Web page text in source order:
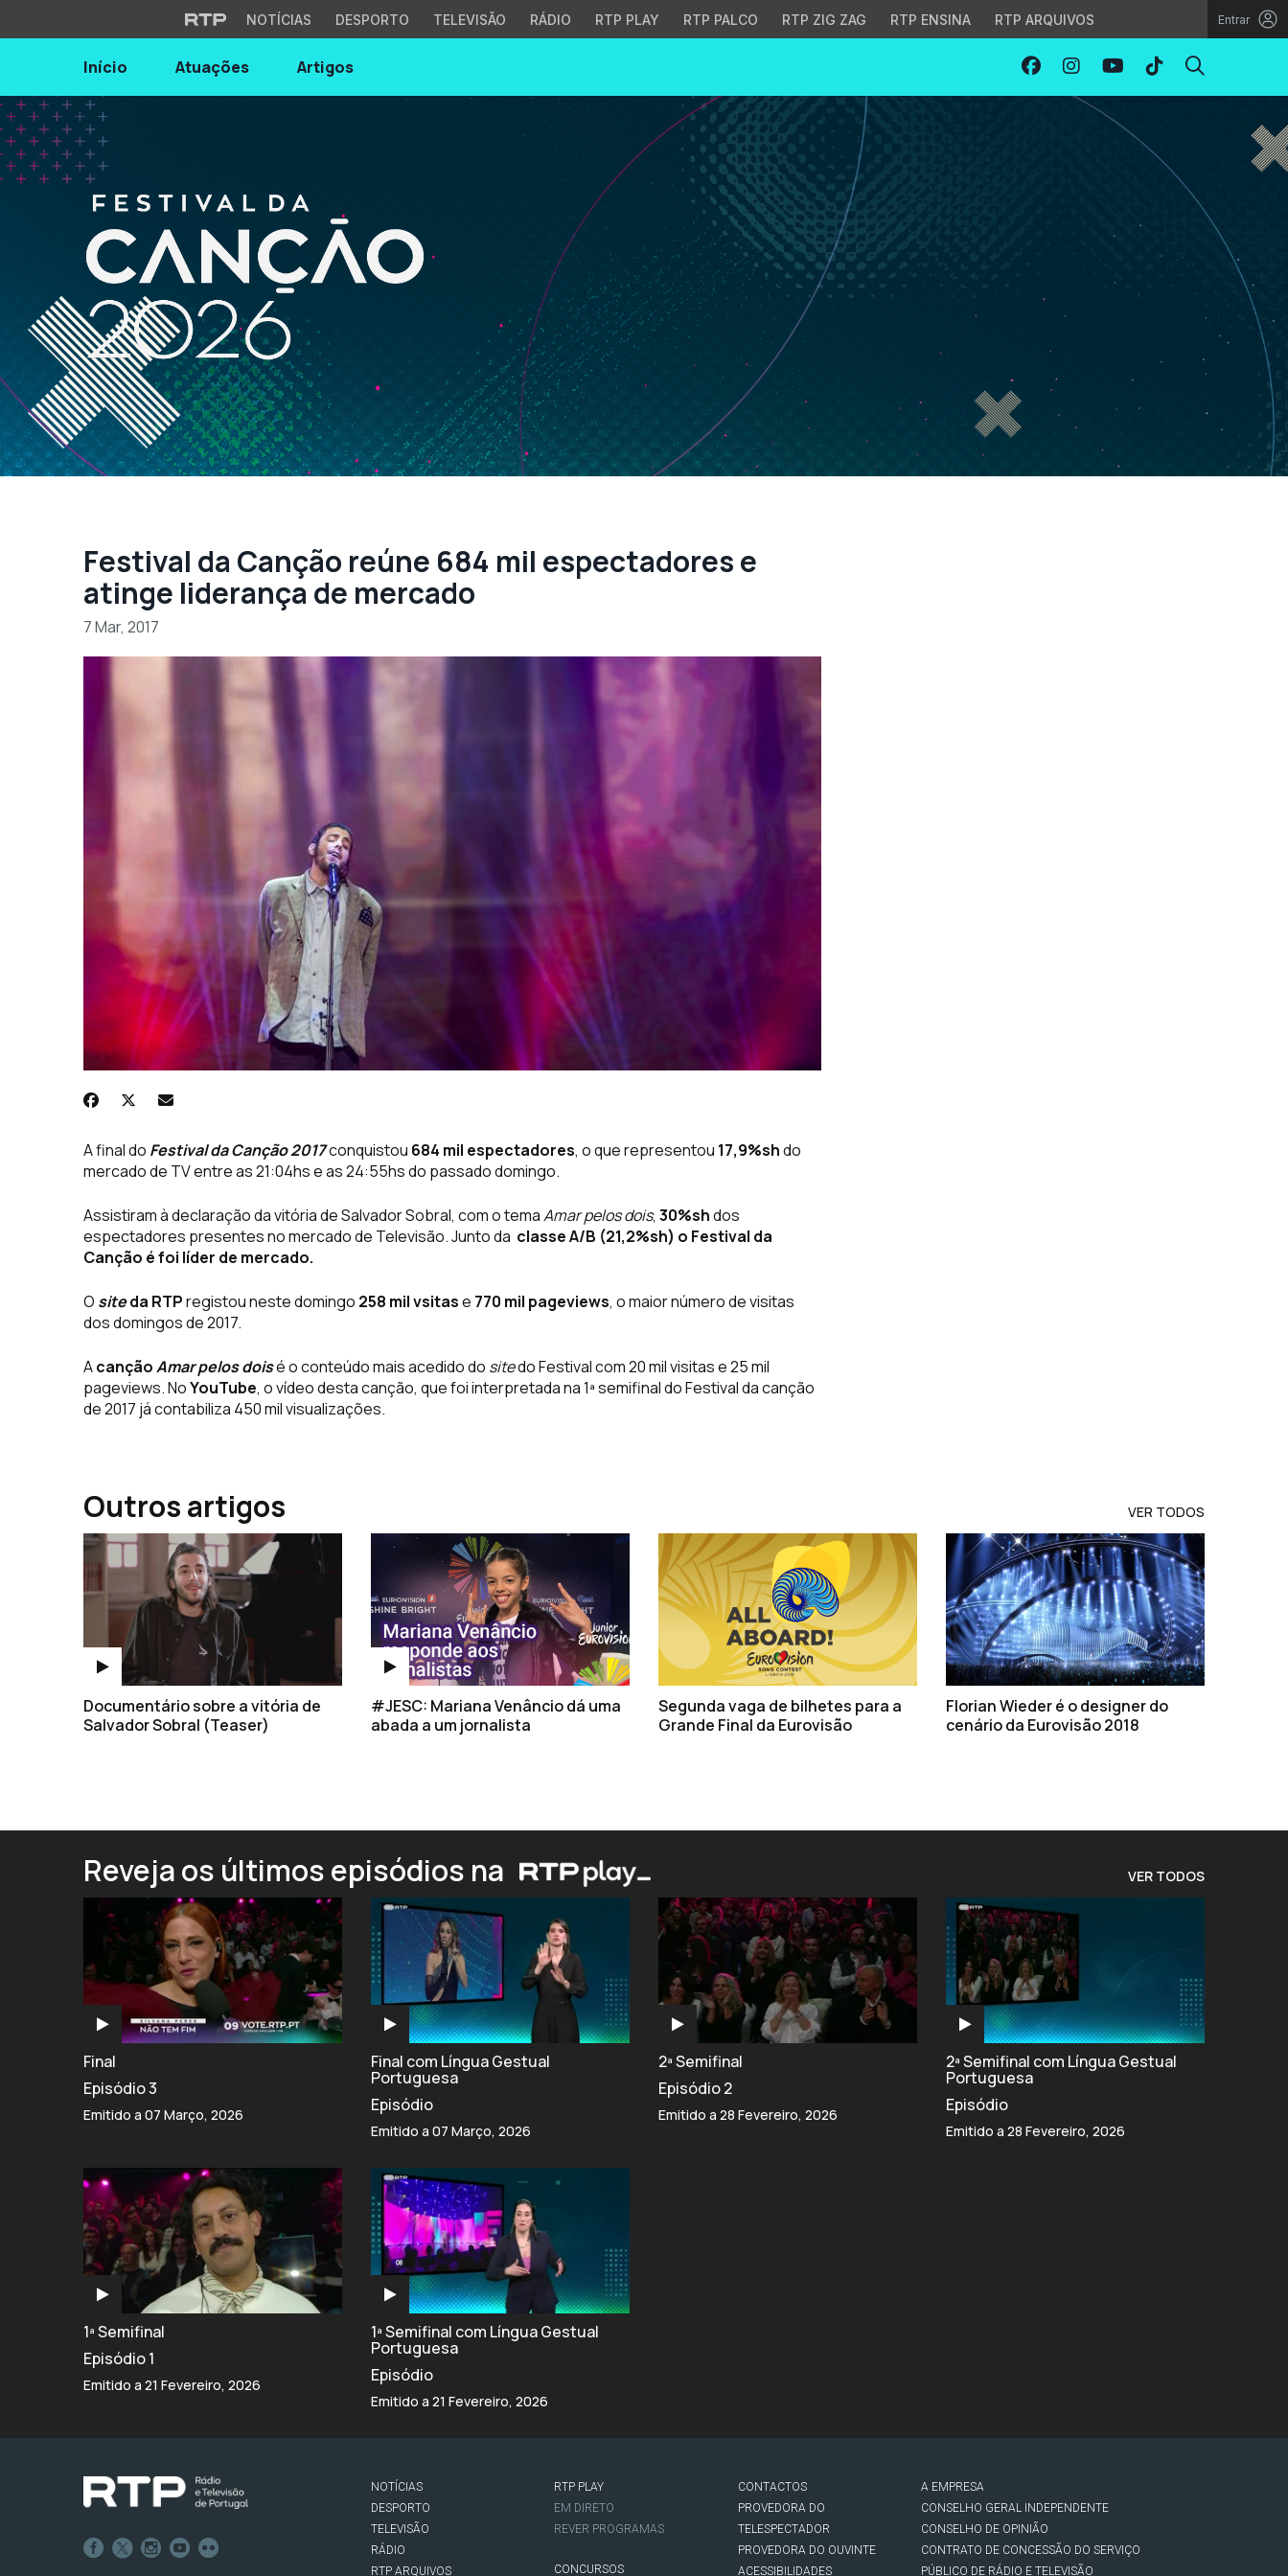
NOTÍCIAS DESPORTO TELEVISÃO RÁDIO RTP PLAY RTP PALCO RTP ZIG ZAG RTP ENSINA RTP ARQUIVOS Entrar
Início Atuações Artigos
Festival da Canção reúne 684 mil espectadores e
atinge liderança de mercado
7 Mar, 2017
A final do Festival da Canção 2017conquistou 684 mil espectadores, o que representou 17,9%shdo
mercado de TV entre as 21:04hs e as 24:55hs do passado domingo.
Assistiram à declaração da vitória de Salvador Sobral, com o temaAmar pelos dois, 30%shdos
espectadores presentes no mercado de Televisão. Junto da classe A/B (21,2%sh) o Festival da
Canção é foi líder de mercado.
O siteda RTPregistou neste domingo 258 mil vsitase 770 mil pageviews, o maior número de visitas
dos domingos de 2017.
AcançãoAmar pelos doisé o conteúdo mais acedido do sitedo Festival com 20 mil visitas e 25 mil
pageviews. NoYouTube, o vídeo desta canção, que foi interpretada na 1ª semifinal do Festival da canção
de 2017 já contabiliza 450 mil visualizações.
Outros artigos VER TODOS
Documentário sobre a vitória de
Salvador Sobral (Teaser)
#JESC: Mariana Venâncio dá uma
abada a um jornalista
Segunda vaga de bilhetes para a
Grande Final da Eurovisão
Florian Wieder é o designer do
cenário da Eurovisão 2018
Reveja os últimos episódios na VER TODOS
Final
Episódio 3
Emitido a 07 Março, 2026
Final com Língua Gestual
Portuguesa
Episódio
Emitido a 07 Março, 2026
2ª Semifinal
Episódio 2
Emitido a 28 Fevereiro, 2026
2ª Semifinal com Língua Gestual
Portuguesa
Episódio
Emitido a 28 Fevereiro, 2026
1ª Semifinal
Episódio 1
Emitido a 21 Fevereiro, 2026
1ª Semifinal com Língua Gestual
Portuguesa
Episódio
Emitido a 21 Fevereiro, 2026
NOTÍCIAS
DESPORTO
TELEVISÃO
RÁDIO
RTP ARQUIVOS
RTP PLAY
EM DIRETO
REVER PROGRAMAS
CONCURSOS
CONTACTOS
PROVEDORA DO
TELESPECTADOR
PROVEDORA DO OUVINTE
ACESSIBILIDADES
A EMPRESA
CONSELHO GERAL INDEPENDENTE
CONSELHO DE OPINIÃO
CONTRATO DE CONCESSÃO DO SERVIÇO
PÚBLICO DE RÁDIO E TELEVISÃO